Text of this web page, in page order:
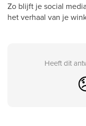
Zo blijft je social
het verhaal van je
Heeft dit